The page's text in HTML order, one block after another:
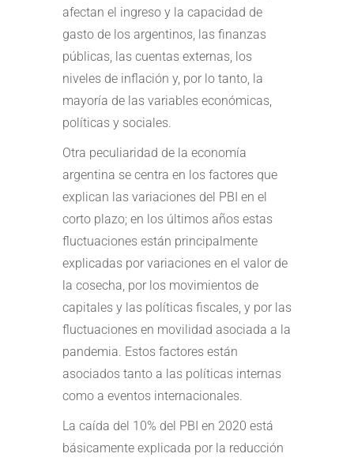
afectan el ingreso y la capacidad de
gasto de los argentinos, las finanzas
públicas, las cuentas externas, los
niveles de inflación y, por lo tanto, la
mayoría de las variables económicas,
políticas y sociales.
Otra peculiaridad de la economía
argentina se centra en los factores que
explican las variaciones del PBI en el
corto plazo; en los últimos años estas
fluctuaciones están principalmente
explicadas por variaciones en el valor de
la cosecha, por los movimientos de
capitales y las políticas fiscales, y por las
fluctuaciones en movilidad asociada a la
pandemia. Estos factores están
asociados tanto a las políticas internas
como a eventos internacionales.
La caída del 10% del PBI en 2020 está
básicamente explicada por la reducción